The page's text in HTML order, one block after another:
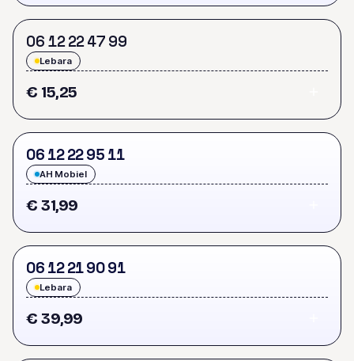
06 122247 99
Lebara
€ 15,25
06 122295 11
AH Mobiel
€ 31,99
06 12219091
Lebara
€ 39,99